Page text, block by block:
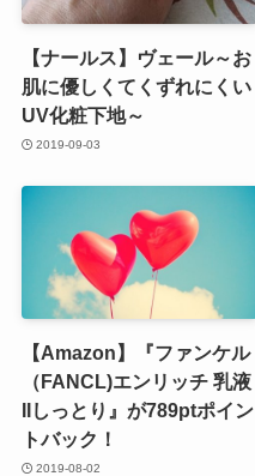
【ナールス】ヴェール～お
肌に優しくてくずれにくい
UV化粧下地～
2019-09-03
【Amazon】『ファンケル
（FANCL)エンリッチ 乳液
IIしっとり』が789ptポイン
トバック！
2019-08-02